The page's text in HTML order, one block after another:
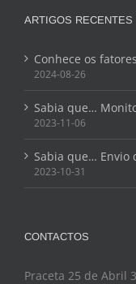
ARTIGOS RECENTES
Conhece os
2024-08-26
Sabia que…
2023-11-06
Sabia que… Envio
2023-10-31
CONTACTOS
Praceta 25 de Abril